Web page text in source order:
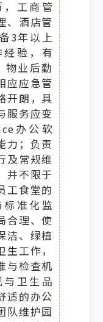
工商管
、酒店管
3年以上
验，有
物业后勤
应应急管
开朗，具
服务应变
办公软
力；负责
及常规维
并不限于
工食堂的
准化监
合理、使
洁、绿植
工作，
与检查机
卫生品
适的办公
队维护园